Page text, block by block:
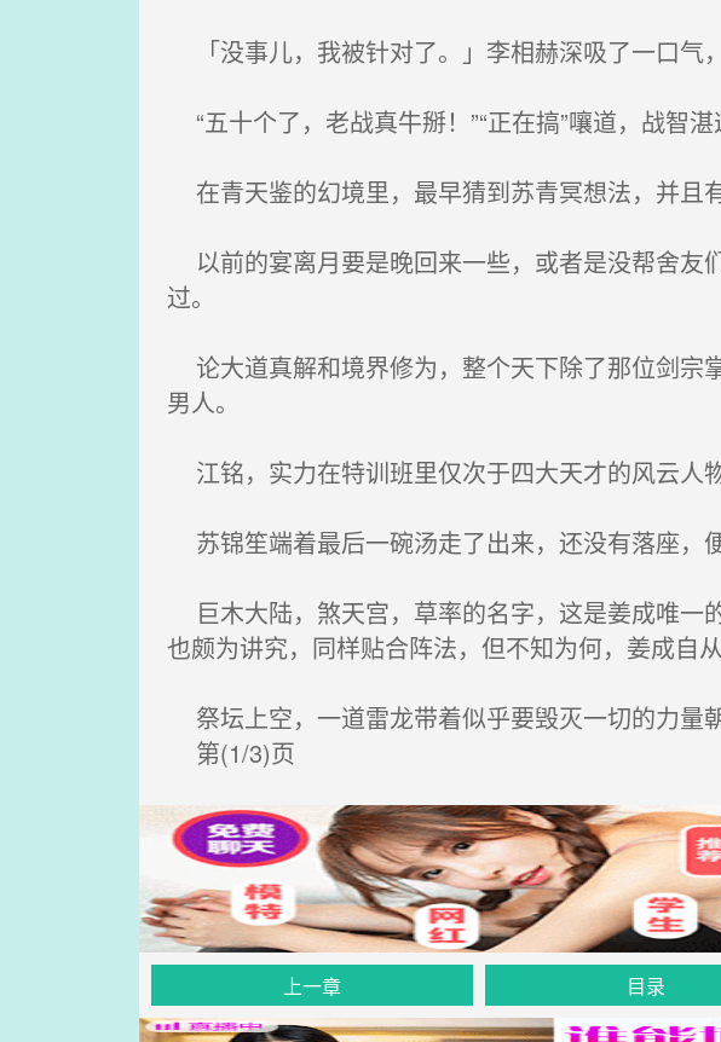
「没事儿，我被针对了。」李相赫深吸了一口气
“五十个了，老战真牛掰！”“正在搞”嚷道，战智
在青天鉴的幻境里，最早猜到苏青冥想法，并且
以前的宴离月要是晚回来一些，或者是没帮舍友
过。
论大道真解和境界修为，整个天下除了那位剑宗
男人。
江铭，实力在特训班里仅次于四大天才的风云人
苏锦笙端着最后一碗汤走了出来，还没有落座，
巨木大陆，煞天宫，草率的名字，这是姜成唯一
也颇为讲究，同样贴合阵法，但不知为何，姜成自
祭坛上空，一道雷龙带着似乎要毁灭一切的力量
第(1/3)页
上一章 目录